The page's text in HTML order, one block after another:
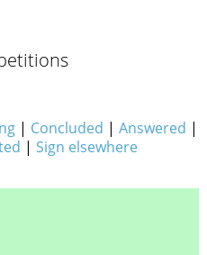
| Concluded | Answered |
|Sign elsewhere